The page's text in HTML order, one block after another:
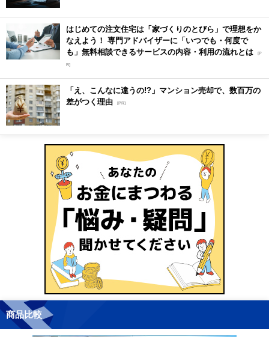
はじめての注文住宅は「家づくりのとびら」で理想をか
なえよう！ 専門アドバイザーに「いつでも・何度で
も」無料相談できるサービスの内容・利用の流れとは [P
R]
「え、こんなに違うの!?」マンション売却で、数百万の
差がつく理由 [PR]
商品比較